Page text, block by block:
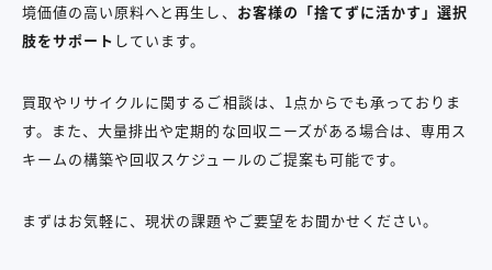
境価値の高い原料へと再生し、 お客様の「捨てずに活かす」選択
肢をサポート しています。
買取やリサイクルに関するご相談は、1点からでも承っておりま
す。また、大量排出や定期的な回収ニーズがある場合は、専用ス
キームの構築や回収スケジュールのご提案も可能です。
まずはお気軽に、現状の課題やご要望をお聞かせください。